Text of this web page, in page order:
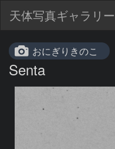
天体写真ギャラリー
おにぎりきのこ
Senta